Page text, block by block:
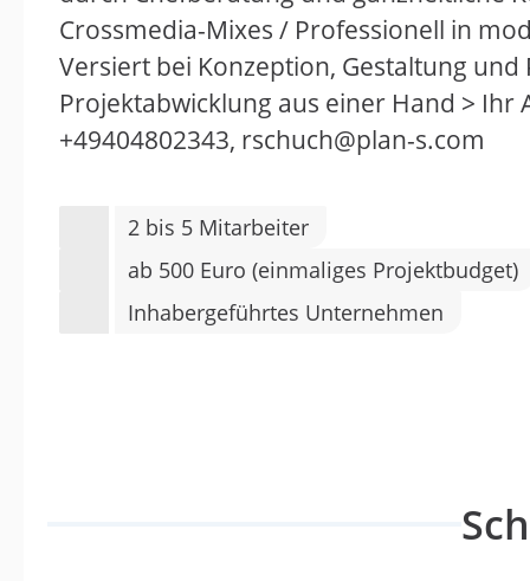
Crossmedia-Mixes / Professionell in
Versiert bei Konzeption, Gestaltung
Projektabwicklung aus einer Hand > Ihr
+49404802343, rschuch@plan-s.com
2 bis 5 Mitarbeiter
ab 500 Euro (einmaliges Projektbudget)
Inhabergeführtes Unternehmen